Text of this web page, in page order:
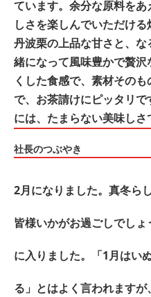
ています。余分な原料を
しさを楽しんでいただける
丹波栗の上品な甘さと、
緒になって風味豊かで贅
くした食感で、素材その
で、お茶請けにピッタリで
には、たまらない美味し
社長のつぶやき
2月になりました。真冬ら
皆様いかがお過ごしでし
に入りました。「1月はい
る」とはよく言われます